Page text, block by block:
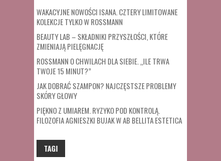
WAKACYJNE NOWOŚCI ISANA. CZTERY LIMITOWANE
KOLEKCJE TYLKO W ROSSMANN
BEAUTY LAB – SKŁADNIKI PRZYSZŁOŚCI, KTÓRE
ZMIENIAJĄ PIELĘGNACJĘ
ROSSMANN O CHWILACH DLA SIEBIE. „ILE TRWA
TWOJE 15 MINUT?”
JAK DOBRAĆ SZAMPON? NAJCZĘSTSZE PROBLEMY
SKÓRY GŁOWY
PIĘKNO Z UMIAREM. RYZYKO POD KONTROLĄ.
FILOZOFIA AGNIESZKI BUJAK W AB BELLITA ESTETICA
TAGI